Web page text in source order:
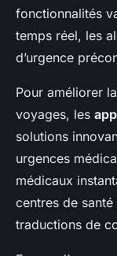
fonctionnalités
temps réel, les
d’urgence
Pour améliorer
voyages, les
solutions
urgences
médicaux
centres de
traductions de